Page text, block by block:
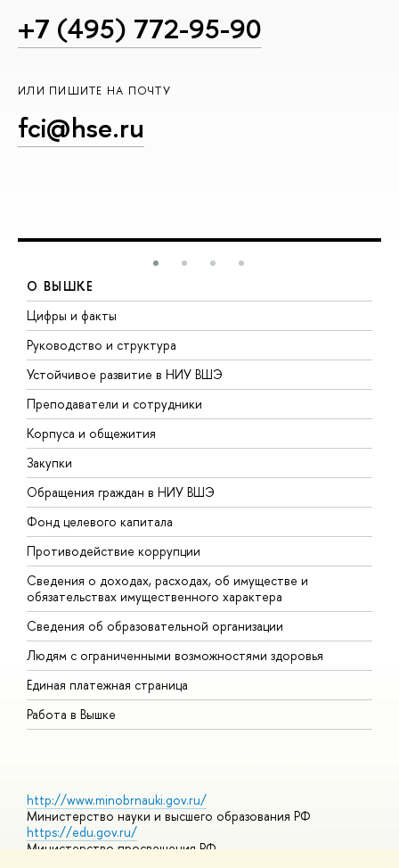
+7 (495) 772-95-90
ИЛИ ПИШИТЕ НА ПОЧТУ
fci@hse.ru
О ВЫШКЕ
Цифры и факты
Руководство и структура
Устойчивое развитие в НИУ ВШЭ
Преподаватели и сотрудники
Корпуса и общежития
Закупки
Обращения граждан в НИУ ВШЭ
Фонд целевого капитала
Противодействие коррупции
Сведения о доходах, расходах, об имуществе и
обязательствах имущественного характера
Сведения об образовательной организации
Людям с ограниченными возможностями здоровья
Единая платежная страница
Работа в Вышке
http://www.minobrnauki.gov.ru/
Министерство науки и высшего образования РФ
https://edu.gov.ru/
Министерство просвещения РФ